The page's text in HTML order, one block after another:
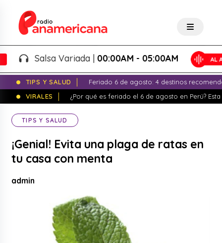
Salsa Variada |00:00AM - 05:00AM
TIPS Y SALUD
Feriado 6 de agosto: 4 destinos
VIRALES
¿Por qué es feriado el 6 de agosto en Perú?
TIPS Y SALUD
¡Genial! Evita una plaga de ratas en
tu casa con menta
admin